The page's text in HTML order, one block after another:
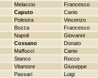
Melaccio Francesco
Caputo Canio
Polestra Vincenzo
Bozza Francesco
Napoli Giovanni
Cossano Donato
Maffucci Canio
Stanco Rocco
Vitamore Giuseppe
Passari Luigi